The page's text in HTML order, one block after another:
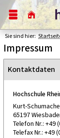
Sie sind hier:
Impressum
Kontaktdaten
Hochschule
Kurt-
65197
Telefon Nr.: +49
Telefax Nr.: +49